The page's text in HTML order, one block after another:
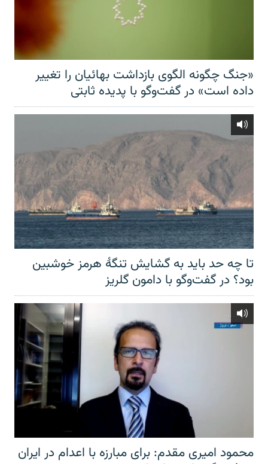
«جنگ چگونه الگوی بازداشت بهائیان را تغییر
داده است» در گفت‌وگو با پدیده ثابتی
تا چه حد باید به گشایش تنگهٔ هرمز خوشبین
بود؟ در گفت‌وگو با دامون گلریز
محمود امیری مقدم: برای مبارزه با اعدام در ایران